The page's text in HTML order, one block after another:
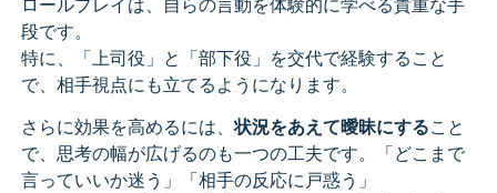
ロールプレイは、自らの言動を体験的に学べる貴重な手
段です。
特に、「上司役」と「部下役」を交代で経験すること
で、相手視点にも立てるようになります。
さらに効果を高めるには、状況をあえて曖昧にすること
で、思考の幅が広げるのも一つの工夫です。「どこまで
言っていいか迷う」「相手の反応に戸惑う」